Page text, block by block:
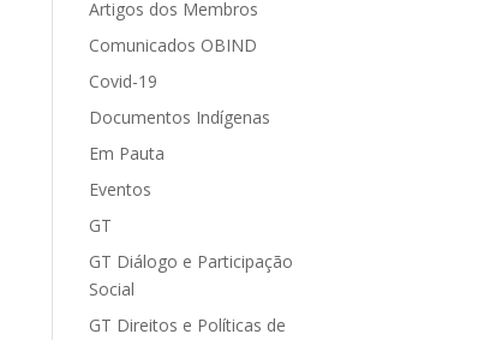
Artigos dos Membros
Comunicados OBIND
Covid-19
Documentos Indígenas
Em Pauta
Eventos
GT
GT Diálogo e Participação
Social
GT Direitos e Políticas de